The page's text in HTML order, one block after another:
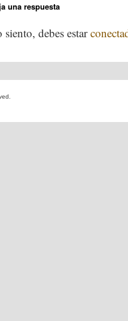
una respuesta
siento, debes estar